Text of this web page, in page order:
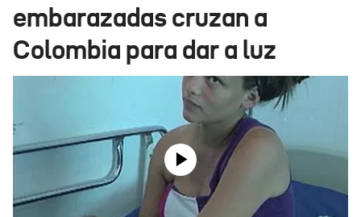
Ikusmiran
Eguraldia
embarazadas cruzan a
Colombia para dar a luz